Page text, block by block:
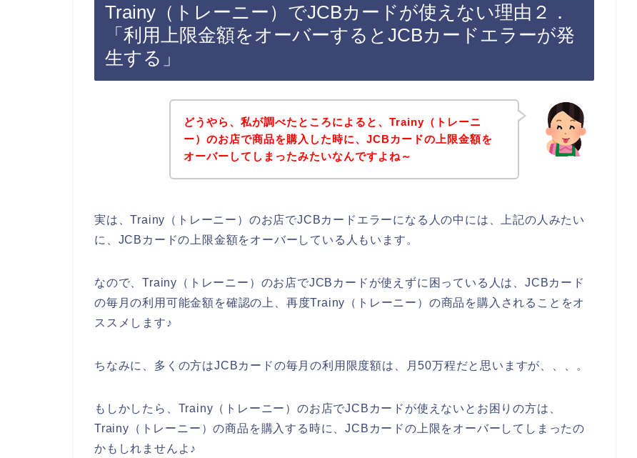
Trainy（トレーニー）でJCBカードが使えない理由２．
「利用上限金額をオーバーするとJCBカードエラーが発
生する」
どうやら、私が調べたところによると、Trainy（トレーニ
ー）のお店で商品を購入した時に、JCBカードの上限金額を
オーバーしてしまったみたいなんですよね～
実は、Trainy（トレーニー）のお店でJCBカードエラーになる人の中には、上記の人みたい
に、JCBカードの上限金額をオーバーしている人もいます。
なので、Trainy（トレーニー）のお店でJCBカードが使えずに困っている人は、JCBカード
の毎月の利用可能金額を確認の上、再度Trainy（トレーニー）の商品を購入されることをオ
ススメします♪
ちなみに、多くの方はJCBカードの毎月の利用限度額は、月50万程だと思いますが、、、。
もしかしたら、Trainy（トレーニー）のお店でJCBカードが使えないとお困りの方は、
Trainy（トレーニー）の商品を購入する時に、JCBカードの上限をオーバーしてしまったの
かもしれませんよ♪